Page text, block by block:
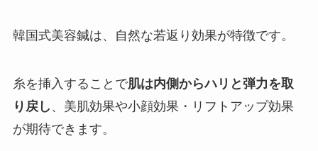
韓国式美容鍼は、自然な若返り効果が特徴です。
糸を挿入することで肌は内側からハリと弾力を取
り戻し 、美肌効果や小顔効果・リフトアップ効果
が期待できます。